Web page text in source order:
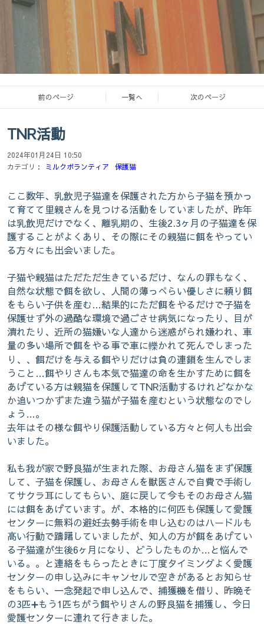
オウチヨガスタジオココロ熊本
ヨガと瞑想
お外に暮らす猫たちを保護し、里親さん
に出す活動もしています
保護猫たちとの日々の暮らしも載せてい
きます
前のページ 一覧へ 次のページ
TNR活動
2024年01月24日 10:50
カテゴリ：
ミルクボランティア 保護猫
ここ数年、乳飲児子猫達を保護された方から子猫を預かっ
て育てて里親さんを見つける活動をしていましたが、昨年
は乳飲児だけでなく、離乳期の、生後2.3ヶ月の子猫達を保
護することがよくあり、その際にその親猫に餌をやってい
る方々にも出会いました。
子猫や親猫はただただ生きているだけ、なんの罪もなく、
自然な状態で餌を欲し、人間の薄っぺらい優しさに頼り餌
をもらい子供を産む…結果的にただ餌をやるだけで子猫を
保護せず外の過酷な環境で過ごさせ病気になったり、目が
潰れたり、近所の猫嫌いな人達から迷惑がられ嫌われ、車
量の多い場所で餌をやる事で車に轢かれて死んでしまった
り、、餌だけを与える餌やりだけは負の連鎖を生んでしま
うこと…餌やりさんも本気で猫達の命を生かすために餌を
あげている方は親猫を保護してTNR活動するけれどなかな
か追いつかずまた違う猫が子猫を産むという状態なのでし
ょう…。
去年はその様な餌やり保護活動している方々と何人も出会
いました。
私も我が家で野良猫が生まれた際、お母さん猫をまず保護
して、子猫を保護し、お母さんを獣医さんで自費で手術し
てサクラ耳にしてもらい、庭に戻して今もそのお母さん猫
には餌をあげています。が、本格的に何匹も保護して愛護
センターに無料の避妊去勢手術を申し込むのはハードルも
高い行動で躊躇していましたが、知人の方が餌をあげてい
る子猫達が生後6ヶ月になり、どうしたものか…と悩んで
いる。。と連絡をもらったときに丁度タイミングよく愛護
センターの申し込みにキャンセルで空きがあるとお知らせ
をもらい、一念発起で申し込んで、捕獲機を借り、昨晩そ
の3匹➕もう1匹ちがう餌やりさんの野良猫を捕獲し、今日
愛護センターに連れて行きました。